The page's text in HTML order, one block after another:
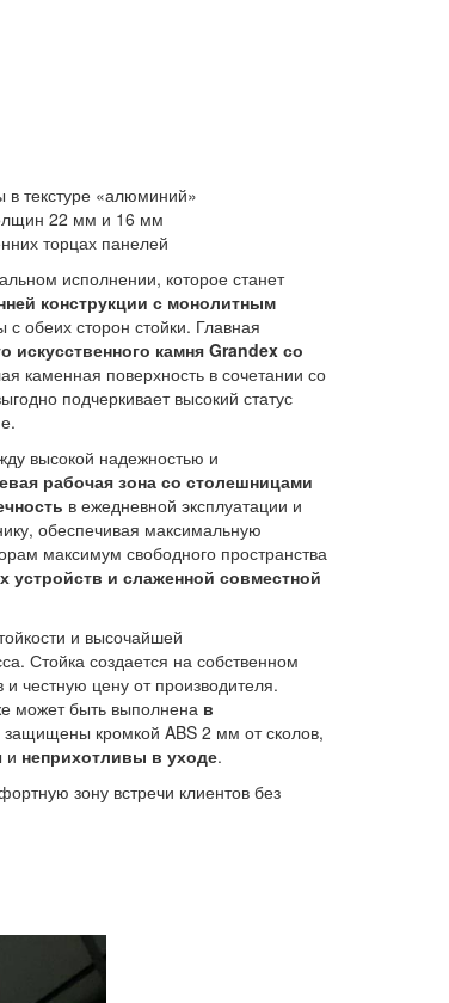
текстуре «алюминий»
22 мм и 16 мм
торцах панелей
исполнении, которое станет
конструкции с монолитным
обеих сторон стойки. Главная
камня Grandex со
каменная поверхность в сочетании со
подчеркивает высокий статус
высокой надежностью и
рабочая зона со столешницами
в ежедневной эксплуатации и
обеспечивая максимальную
максимум свободного пространства
устройств и слаженной совместной
и высочайшей
Стойка создается на собственном
честную цену от производителя.
может быть выполнена в
кромкой ABS 2 мм от сколов,
и неприхотливы в уходе.
зону встречи клиентов без